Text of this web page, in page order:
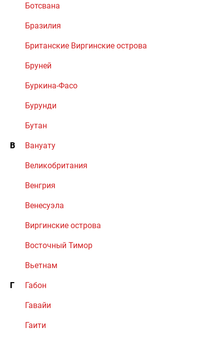
Ботсвана
Бразилия
Британские Виргинские острова
Бруней
Буркина-Фасо
Бурунди
Бутан
В Вануату
Великобритания
Венгрия
Венесуэла
Виргинские острова
Восточный Тимор
Вьетнам
Г Габон
Гавайи
Гаити